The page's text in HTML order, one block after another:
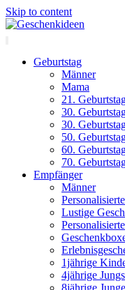
Skip to content
Geburtstag
Männer
Mama
21.
30.
30.
50.
60.
70.
Empfänger
Männer
Lustige
1jährige
4jährige Jungs
8jährige